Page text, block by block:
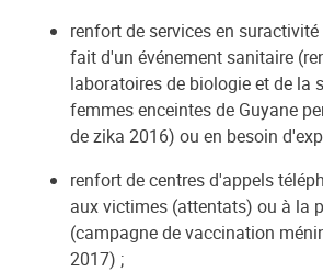
renfort de services en
fait d'un événement sanitaire
laboratoires de biologie et de la
femmes enceintes de Guyane
de zika 2016) ou en besoin
renfort de centres d'appels
aux victimes (attentats) ou à la
(campagne de vaccination
2017) ;